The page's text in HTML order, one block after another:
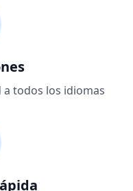
a todos los idiomas